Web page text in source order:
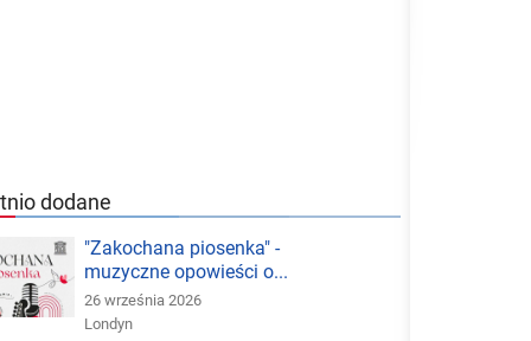
dodane
"Zakochana piosenka" -
muzyczne opowieści o...
26 września 2026
Londyn